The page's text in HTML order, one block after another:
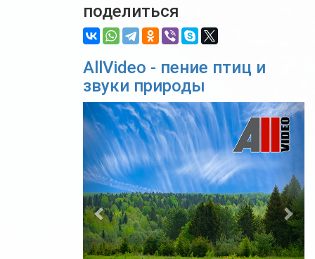
поделиться
AllVideo - пение птиц и
звуки природы
Previous